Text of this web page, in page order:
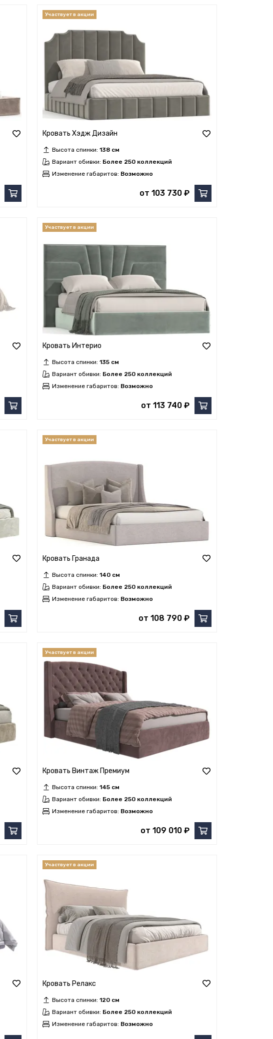
Кровать Хэдж Дизайн
Высота спинки: 138 см
Вариант обивки: Более 250 коллекций
Изменение габаритов: Возможно
от 103 730 ₽
Кровать Интерио
Высота спинки: 135 см
Вариант обивки: Более 250 коллекций
Изменение габаритов: Возможно
от 113 740 ₽
Кровать Гранада
Высота спинки: 140 см
Вариант обивки: Более 250 коллекций
Изменение габаритов: Возможно
от 108 790 ₽
Кровать Винтаж Премиум
Высота спинки: 145 см
Вариант обивки: Более 250 коллекций
Изменение габаритов: Возможно
от 109 010 ₽
Кровать Релакс
Высота спинки: 120 см
Вариант обивки: Более 250 коллекций
Изменение габаритов: Возможно